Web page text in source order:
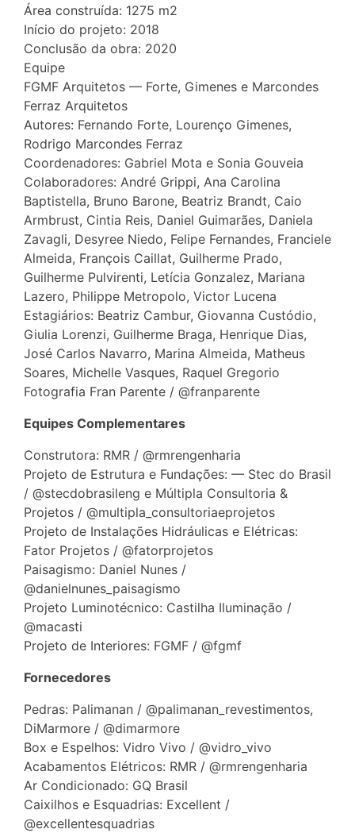
Área construída: 1275 m2
Início do projeto: 2018
Conclusão da obra: 2020
Equipe
FGMF Arquitetos — Forte, Gimenes e Marcondes
Ferraz Arquitetos
Autores: Fernando Forte, Lourenço Gimenes,
Rodrigo Marcondes Ferraz
Coordenadores: Gabriel Mota e Sonia Gouveia
Colaboradores: André Grippi, Ana Carolina
Baptistella, Bruno Barone, Beatriz Brandt, Caio
Armbrust, Cintia Reis, Daniel Guimarães, Daniela
Zavagli, Desyree Niedo, Felipe Fernandes, Franciele
Almeida, François Caillat, Guilherme Prado,
Guilherme Pulvirenti, Letícia Gonzalez, Mariana
Lazero, Philippe Metropolo, Victor Lucena
Estagiários: Beatriz Cambur, Giovanna Custódio,
Giulia Lorenzi, Guilherme Braga, Henrique Dias,
José Carlos Navarro, Marina Almeida, Matheus
Soares, Michelle Vasques, Raquel Gregorio
Fotografia Fran Parente / @franparente
Equipes Complementares
Construtora: RMR / @rmrengenharia
Projeto de Estrutura e Fundações: — Stec do Brasil
/ @stecdobrasileng e Múltipla Consultoria &
Projetos / @multipla_consultoriaeprojetos
Projeto de Instalações Hidráulicas e Elétricas:
Fator Projetos / @fatorprojetos
Paisagismo: Daniel Nunes /
@danielnunes_paisagismo
Projeto Luminotécnico: Castilha Iluminação /
@macasti
Projeto de Interiores: FGMF / @fgmf
Fornecedores
Pedras: Palimanan / @palimanan_revestimentos,
DiMarmore / @dimarmore
Box e Espelhos: Vidro Vivo / @vidro_vivo
Acabamentos Elétricos: RMR / @rmrengenharia
Ar Condicionado: GQ Brasil
Caixilhos e Esquadrias: Excellent /
@excellentesquadrias